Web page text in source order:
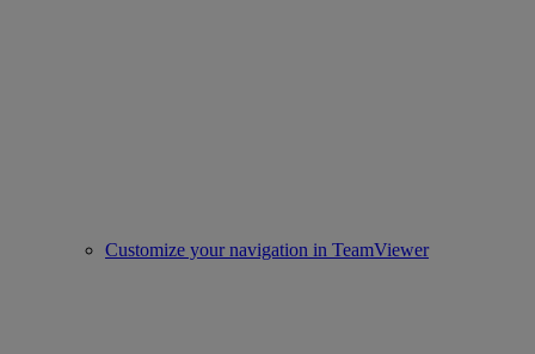
Customize your navigation in TeamViewer